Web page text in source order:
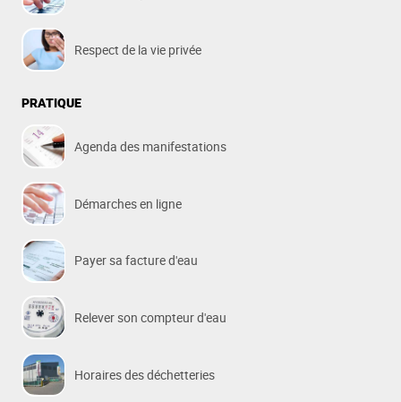
Respect de la vie privée
PRATIQUE
Agenda des manifestations
Démarches en ligne
Payer sa facture d'eau
Relever son compteur d'eau
Horaires des déchetteries